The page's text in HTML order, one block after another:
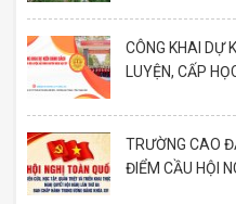
CÔNG KHAI DỰ
LUYỆN, CẤP
TRƯỜNG CAO
ĐIỂM CẦU HỘI